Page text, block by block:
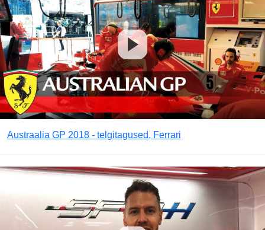
Austraalia GP 2018 - telgitagused, Ferrari